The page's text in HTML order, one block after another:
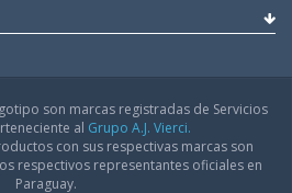
son marcas registradas de Servicios
al Grupo A.J. Vierci.
con sus respectivas marcas son
respectivos representantes oficiales en
Paraguay.